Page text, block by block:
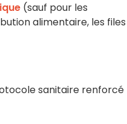
(sauf pour les
alimentaire, les files
sanitaire renforcé